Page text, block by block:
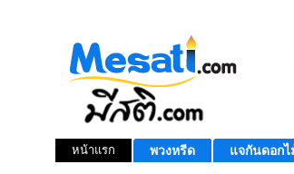
หน้าแรก พวงหรีด แจกันดอกไ